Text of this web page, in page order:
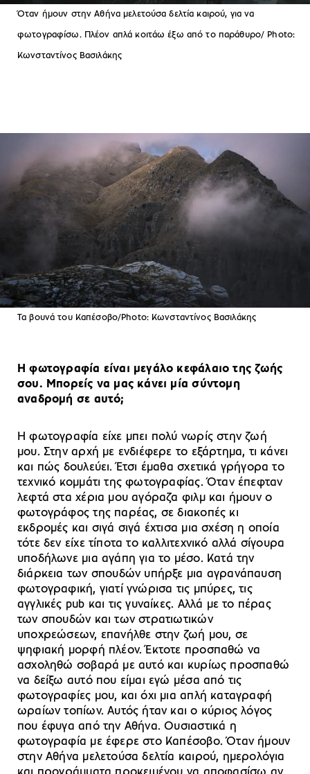
Όταν ήμουν στην Αθήνα μελετούσα δελτία καιρού, για να
φωτογραφίσω. Πλέον απλά κοιτάω έξω από το παράθυρο/ Photo:
Κωνσταντίνος Βασιλάκης
Τα βουνά του Καπέσοβο/Photo: Κωνσταντίνος Βασιλάκης
Η φωτογραφία είναι μεγάλο κεφάλαιο της ζωής
σου. Μπορείς να μας κάνει μία σύντομη
αναδρομή σε αυτό;
Η φωτογραφία είχε μπει πολύ νωρίς στην ζωή
μου. Στην αρχή με ενδιέφερε το εξάρτημα, τι κάνει
και πώς δουλεύει. Έτσι έμαθα σχετικά γρήγορα το
τεχνικό κομμάτι της φωτογραφίας. Όταν έπεφταν
λεφτά στα χέρια μου αγόραζα φιλμ και ήμουν ο
φωτογράφος της παρέας, σε διακοπές κι
εκδρομές και σιγά σιγά έχτισα μια σχέση η οποία
τότε δεν είχε τίποτα το καλλιτεχνικό αλλά σίγουρα
υποδήλωνε μια αγάπη για το μέσο. Κατά την
διάρκεια των σπουδών υπήρξε μια αγρανάπαυση
φωτογραφική, γιατί γνώρισα τις μπύρες, τις
αγγλικές pub και τις γυναίκες. Αλλά με το πέρας
των σπουδών και των στρατιωτικών
υποχρεώσεων, επανήλθε στην ζωή μου, σε
ψηφιακή μορφή πλέον. Έκτοτε προσπαθώ να
ασχοληθώ σοβαρά με αυτό και κυρίως προσπαθώ
να δείξω αυτό που είμαι εγώ μέσα από τις
φωτογραφίες μου, και όχι μια απλή καταγραφή
ωραίων τοπίων. Αυτός ήταν και ο κύριος λόγος
που έφυγα από την Αθήνα. Ουσιαστικά η
φωτογραφία με έφερε στο Καπέσοβο. Όταν ήμουν
στην Αθήνα μελετούσα δελτία καιρού, ημερολόγια